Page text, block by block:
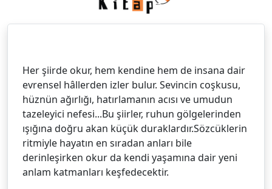
Her şiirde okur, hem kendine hem de insana dair
evrensel hâllerden izler bulur. Sevincin coşkusu,
hüznün ağırlığı, hatırlamanın acısı ve umudun
tazeleyici nefesi...Bu şiirler, ruhun gölgelerinden
ışığına doğru akan küçük duraklardır.Sözcüklerin
ritmiyle hayatın en sıradan anları bile
derinleşirken okur da kendi yaşamına dair yeni
anlam katmanları keşfedecektir.